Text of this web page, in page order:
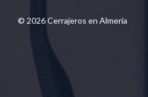
© 2026 Cerrajeros en Almería